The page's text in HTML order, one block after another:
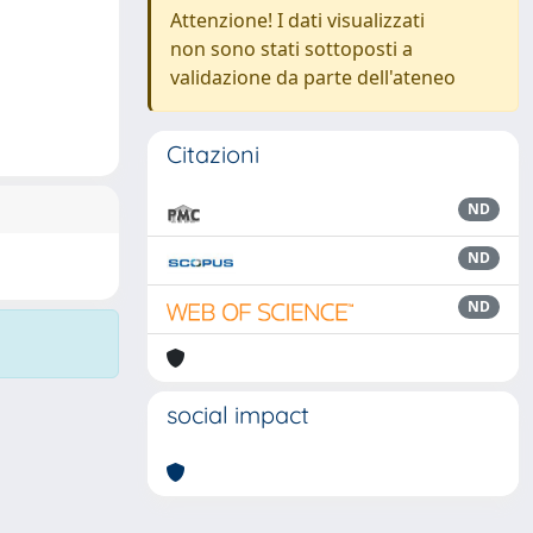
Attenzione! I dati visualizzati
non sono stati sottoposti a
validazione da parte dell'ateneo
Citazioni
ND
ND
ND
social impact